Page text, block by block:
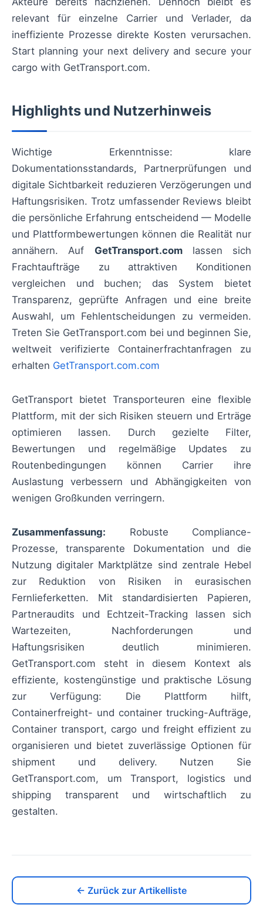
relevant für einzelne Carrier und Verlader, da
ineffiziente Prozesse direkte Kosten verursachen.
Start planning your next delivery and secure your
cargo with GetTransport.com.
Highlights und Nutzerhinweis
Wichtige Erkenntnisse: klare
Dokumentationsstandards, Partnerprüfungen und
digitale Sichtbarkeit reduzieren Verzögerungen und
Haftungsrisiken. Trotz umfassender Reviews bleibt
die persönliche Erfahrung entscheidend — Modelle
und Plattformbewertungen können die Realität nur
annähern. Auf GetTransport.comlassen sich
Frachtaufträge zu attraktiven Konditionen
vergleichen und buchen; das System bietet
Transparenz, geprüfte Anfragen und eine breite
Auswahl, um Fehlentscheidungen zu vermeiden.
Treten Sie GetTransport.com bei und beginnen Sie,
weltweit verifizierte Containerfrachtanfragen zu
erhalten GetTransport.com.com
GetTransport bietet Transporteuren eine flexible
Plattform, mit der sich Risiken steuern und Erträge
optimieren lassen. Durch gezielte Filter,
Bewertungen und regelmäßige Updates zu
Routenbedingungen können Carrier ihre
Auslastung verbessern und Abhängigkeiten von
wenigen Großkunden verringern.
Zusammenfassung: Robuste Compliance-
Prozesse, transparente Dokumentation und die
Nutzung digitaler Marktplätze sind zentrale Hebel
zur Reduktion von Risiken in eurasischen
Fernlieferketten. Mit standardisierten Papieren,
Partneraudits und Echtzeit-Tracking lassen sich
Wartezeiten, Nachforderungen und
Haftungsrisiken deutlich minimieren.
GetTransport.com steht in diesem Kontext als
effiziente, kostengünstige und praktische Lösung
zur Verfügung: Die Plattform hilft,
Containerfreight- und container trucking-Aufträge,
Container transport, cargo und freight effizient zu
organisieren und bietet zuverlässige Optionen für
shipment und delivery. Nutzen Sie
GetTransport.com, um Transport, logistics und
shipping transparent und wirtschaftlich zu
gestalten.
← Zurück zur Artikelliste